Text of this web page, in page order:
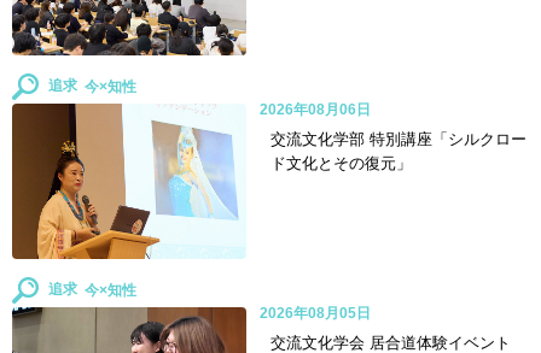
追求
交流文化学部 特別講座「シルクロー
ド文化とその復元」
2026年08月06日
追求
交流文化学会 居合道体験イベント
2026年08月05日